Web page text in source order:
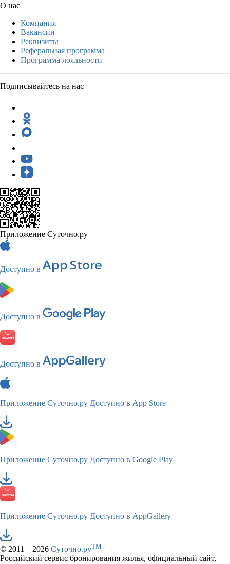
О нас
Компания
Вакансии
Реквизиты
Реферальная программа
Программа лояльности
Подписывайтесь на нас
Приложение Суточно.ру
Доступно в
Доступно в
Доступно в
Приложение Суточно.ру Доступно в App Store
Приложение Суточно.ру Доступно в Google Play
Приложение Суточно.ру Доступно в AppGallery
© 2011—2026 Суточно.руTM
Российский сервис бронирования жилья, официальный сайт,